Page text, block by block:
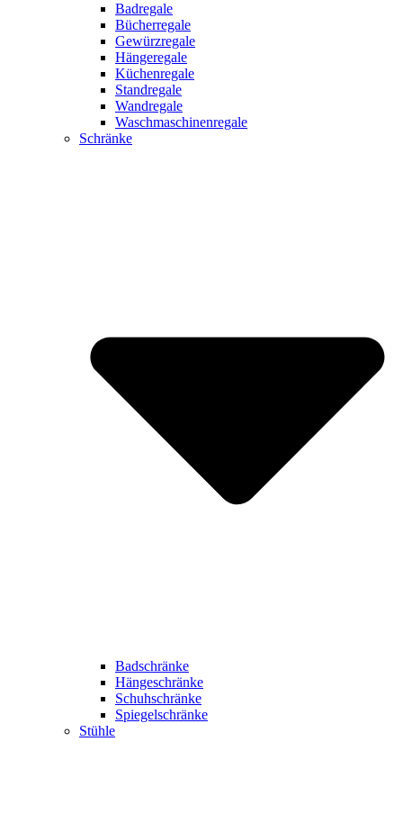
Badregale
Bücherregale
Gewürzregale
Hängeregale
Küchenregale
Standregale
Wandregale
Waschmaschinenregale
Schränke
Badschränke
Hängeschränke
Schuhschränke
Spiegelschränke
Stühle